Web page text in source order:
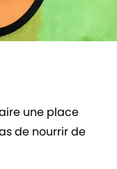
une place
de nourrir de